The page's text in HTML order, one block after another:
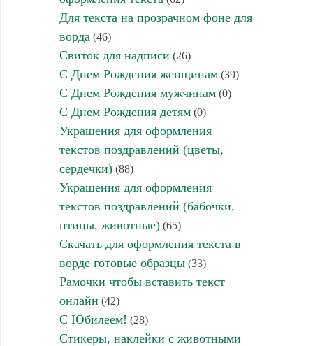
Для текста на прозрачном фоне для
ворда (46)
Свиток для надписи (26)
С Днем Рождения женщинам(39)
С Днем Рождения мужчинам(0)
С Днем Рождения детям(0)
Украшения для оформления
текстов поздравлений (цветы,
сердечки)(88)
Украшения для оформления
текстов поздравлений (бабочки,
птицы, животные)(65)
Скачать для оформления текста в
ворде готовые образцы(33)
Рамочки чтобы вставить текст
онлайн (42)
С Юбилеем! (28)
Стикеры, наклейки с животными